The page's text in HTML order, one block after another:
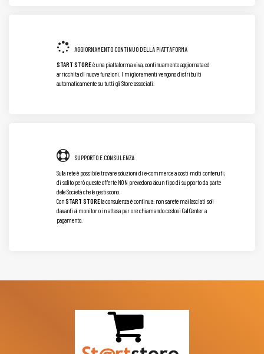
AGGIORNAMENTO CONTINUO DELLA PIATTAFORMA
START STOREè una piattaforma viva, continuamente aggiornata ed
arricchita di nuove funzioni. I miglioramenti vengono distribuiti
automaticamente su tutti gli Store associati.
SUPPORTO E CONSULENZA
Sulla rete è possibile trovare soluzioni di e-commerce a costi molti contenuti;
di solito però queste offerte NON prevedono alcun tipo di supporto da parte
delle Società che le gestiscono.
ConSTART STOREla consulenza è continua: non sarete mai lasciati soli
davanti al monitor o in attesa per ore chiamando costosi Call Center a
pagamento.